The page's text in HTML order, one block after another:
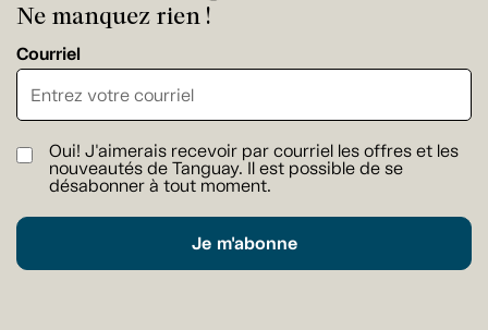
Ne manquez rien !
Courriel
Oui! J'aimerais recevoir par courriel les offres et les
nouveautés de Tanguay. Il est possible de se
désabonner à tout moment.
Je m'abonne